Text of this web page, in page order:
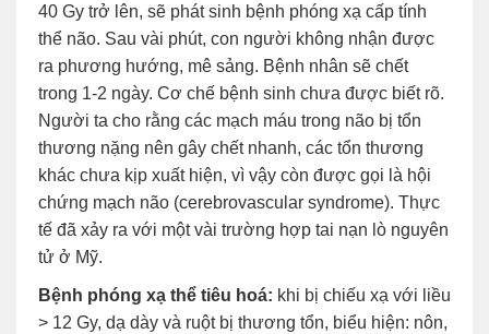
40 Gy trở lên, sẽ phát sinh bệnh phóng xạ cấp tính
thể não. Sau vài phút, con người không nhận được
ra phương hướng, mê sảng. Bệnh nhân sẽ chết
trong 1-2 ngày. Cơ chế bệnh sinh chưa được biết rõ.
Người ta cho rằng các mạch máu trong não bị tổn
thương nặng nên gây chết nhanh, các tổn thương
khác chưa kịp xuất hiện, vì vậy còn được gọi là hội
chứng mạch não (cerebrovascular syndrome). Thực
tế đã xảy ra với một vài trường hợp tai nạn lò nguyên
tử ở Mỹ.
Bệnh phóng xạ thể tiêu hoá: khi bị chiếu xạ với liều
> 12 Gy, dạ dày và ruột bị thương tổn, biểu hiện: nôn,